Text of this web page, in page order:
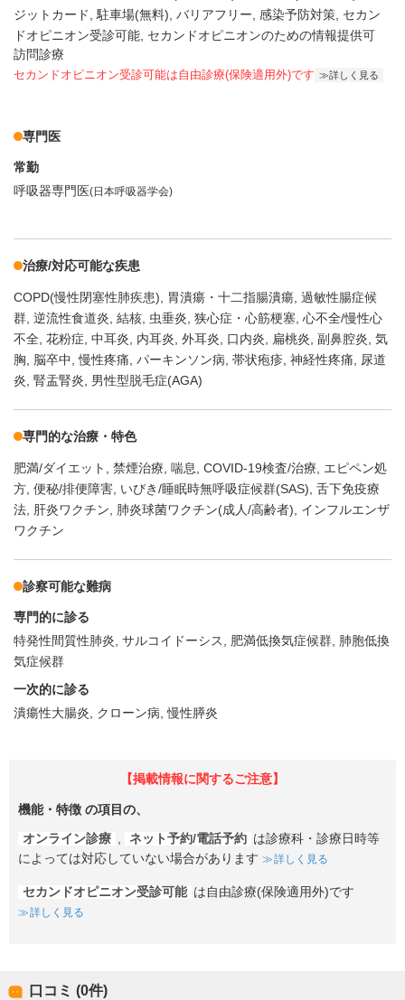
ジットカード
駐車場(無料) バリアフリー 感染予防対策 セカン
ドオピニオン受診可能 セカンドオピニオンのための情報提供可
訪問診療
セカンドオピニオン受診可能は自由診療(保険適用外)です 詳しく見る
専門医
常勤
呼吸器専門医(日本呼吸器学会)
治療/対応可能な疾患
COPD(慢性閉塞性肺疾患) 胃潰瘍・十二指腸潰瘍 過敏性腸症候
群 逆流性食道炎 結核 虫垂炎 狭心症・心筋梗塞 心不全/慢性心
不全 花粉症 中耳炎 内耳炎 外耳炎 口内炎 扁桃炎 副鼻腔炎 気
胸
脳卒中 慢性疼痛 パーキンソン病 帯状疱疹 神経性疼痛
尿道
炎 腎盂腎炎 男性型脱毛症(AGA)
専門的な治療・特色
肥満/ダイエット 禁煙治療 喘息 COVID-19検査/治療
エピペン処
方 便秘/排便障害 いびき/睡眠時無呼吸症候群(SAS) 舌下免疫療
法 肝炎ワクチン 肺炎球菌ワクチン(成人/高齢者)
インフルエンザ
ワクチン
診察可能な難病
専門的に診る
特発性間質性肺炎 サルコイドーシス 肥満低換気症候群 肺胞低換
気症候群
一次的に診る
潰瘍性大腸炎
クローン病 慢性膵炎
【掲載情報に関するご注意】
機能・特徴 の項目の、
オンライン診療 ネット予約/電話予約 は診療科・診療日時等
によっては対応していない場合があります
詳しく見る
セカンドオピニオン受診可能 は自由診療(保険適用外)です
詳しく見る
口コミ (0件)